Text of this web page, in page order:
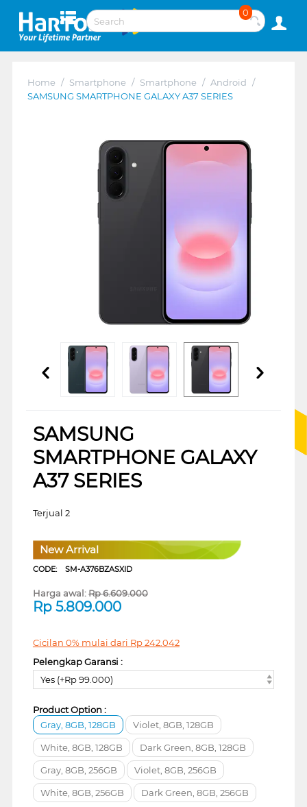
0
Home / Smartphone / Smartphone / Android /
SAMSUNG SMARTPHONE GALAXY A37 SERIES
SAMSUNG
SMARTPHONE GALAXY
A37 SERIES
Terjual 2
New Arrival
CODE: SM-A376BZASXID
Harga awal:Rp6.609.000
Rp 5.809.000
Cicilan 0% mulai dari Rp242.042
Pelengkap Garansi :
Yes (+Rp 99.000)
Product Option :
Gray, 8GB, 128GB
Violet, 8GB, 128GB
White, 8GB, 128GB Dark Green, 8GB, 128GB
Gray, 8GB, 256GB Violet, 8GB, 256GB
White, 8GB, 256GB Dark Green, 8GB, 256GB